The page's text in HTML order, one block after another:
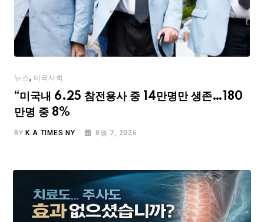
뉴스, 미국사회
“미국내 6.25 참전용사 중 14만명만 생존…180
만명 중 8%
BY K.A TIMES NY 8월 7, 2026